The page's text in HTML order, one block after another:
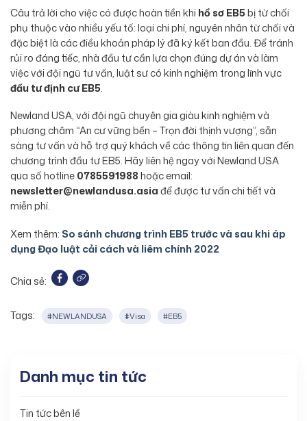
Câu trả lời cho việc có được hoàn tiền khihồ sơ EB5bị từ chối
phụ thuộc vào nhiều yếu tố: loại chi phí, nguyên nhân từ chối và
đặc biệt là các điều khoản pháp lý đã ký kết ban đầu. Để tránh
rủi ro đáng tiếc, nhà đầu tư cần lựa chọn đúng dự án và làm
việc với đội ngũ tư vấn, luật sư có kinh nghiệm trong lĩnh vực
đầu tư định cư EB5.
Newland USA, với đội ngũ chuyên gia giàu kinh nghiệm và
phương châm “An cư vững bền – Trọn đời thịnh vượng”, sẵn
sàng tư vấn và hỗ trợ quý khách về các thông tin liên quan đến
chương trình đầu tư EB5. Hãy liên hệ ngay với Newland USA
qua số hotline0785591988hoặc email:
newsletter@newlandusa.asiađể được tư vấn chi tiết và
miễn phí.
Xem thêm: So sánh chương trình EB5 trước và sau khi áp
dụng Đạo luật cải cách và liêm chính 2022
Chia sẻ:
Tags: #NEWLANDUSA #Visa #EB5
Danh mục tin tức
Tin tức bên lề